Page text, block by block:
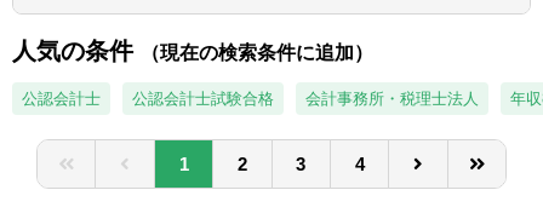
■ファンド運用経験
■会計監査経験
ける実務経験
監査業務（非上場株式の評価や公正価値測
定、評価モデル・前提条件の妥当性の検討な
ど）
■その他ファンドに対する会計監査業務（証
■ファンド監査に関するその他周辺業務
人気の条件 （現在の検索条件に追加）
公認会計士 公認会計士試験合格 会計事務所・税理士法人 年
1 2 3 4